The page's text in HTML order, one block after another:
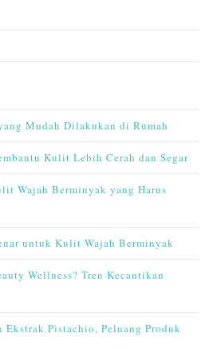
Mudah Dilakukan di Rumah
Kulit Lebih Cerah dan Segar
Wajah Berminyak yang Harus
untuk Kulit Wajah Berminyak
Wellness? Tren Kecantikan
Ekstrak Pistachio, Peluang Produk